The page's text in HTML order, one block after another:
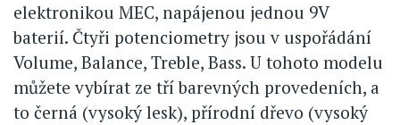
elektronikou MEC, napájenou jednou 9V
baterií. Čtyři potenciometry jsou v uspořádání
Volume, Balance, Treble, Bass. U tohoto modelu
můžete vybírat ze tří barevných provedeních, a
to černá (vysoký lesk), přírodní dřevo (vysoký